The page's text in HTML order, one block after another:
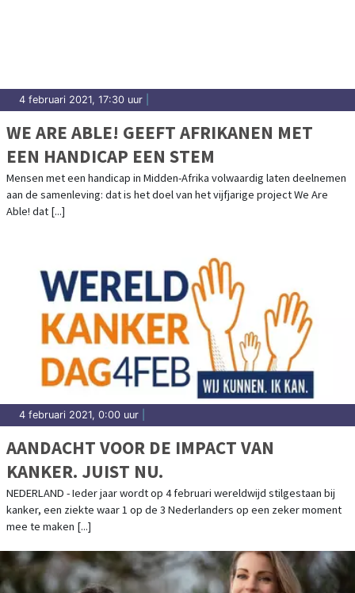
4 februari 2021, 17:30 uur
WE ARE ABLE! GEEFT AFRIKANEN MET
EEN HANDICAP EEN STEM
Mensen met een handicap in Midden-Afrika volwaardig laten deelnemen
aan de samenleving: dat is het doel van het vijfjarige project We Are
Able! dat [...]
4 februari 2021, 0:00 uur
AANDACHT VOOR DE IMPACT VAN
KANKER. JUIST NU.
NEDERLAND - Ieder jaar wordt op 4 februari wereldwijd stilgestaan bij
kanker, een ziekte waar 1 op de 3 Nederlanders op een zeker moment
mee te maken [...]